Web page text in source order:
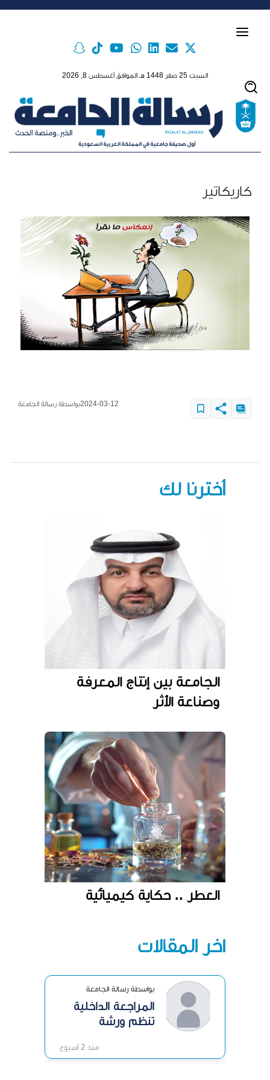
السبت 25 صفر 1448 هـ الموافق أغسطس 8, 2026
أخترنا لك
الجامعة بين إنتاج المعرفة
وصناعة الأثر
العطر .. حكاية كيميائية
آخر المقالات
بواسطة رسالة الجامعة
المراجعة الداخلية
تنظم ورشة
منذ 2 أسبوع
كاريكاتير
2024-03-12بواسطة رسالة الجامعة